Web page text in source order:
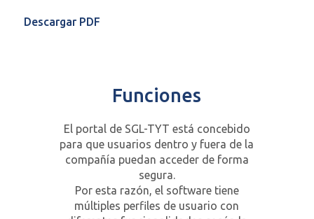
Descargar PDF
Funciones
El portal de SGL-TYT está concebido
para que usuarios dentro y fuera de la
compañía puedan acceder de forma
segura.
Por esta razón, el software tiene
múltiples perfiles de usuario con